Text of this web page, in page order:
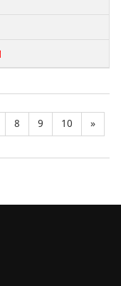
8 9 10 »